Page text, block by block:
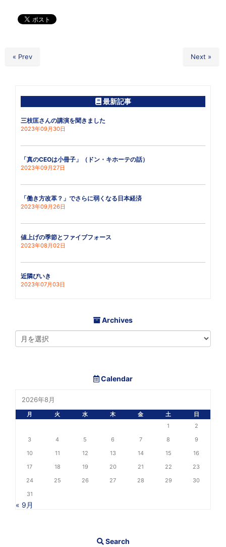
« Prev Next »
最新記事
三枝匡さんの講演を聞きました
2023年09月30日
「真のCEOは小冊子」（ドン・キホーテの話）
2023年09月27日
「働き方改革？」でさらに弱くなる日本経済
2023年09月26日
値上げの季節とファイブフォース
2023年08月02日
近隣びいき
2023年07月03日
Archives
Calendar
2026年8月
月 火 水 木 金 土
日
1
2
3
4 5 6 7 8
9
10
11 12 13 14 15
16
17
18 19 20 21 22
23
24
25 26 27 28 29
30
31
« 9月
Search